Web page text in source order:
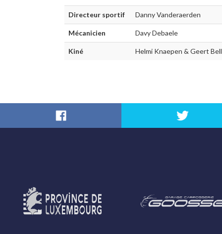
Directeur sportif Danny Vanderaerden
Mécanicien Davy Debaele
Kiné Helmi Knaepen & Geert